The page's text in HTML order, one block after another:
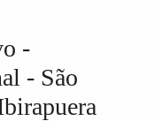
-
- São